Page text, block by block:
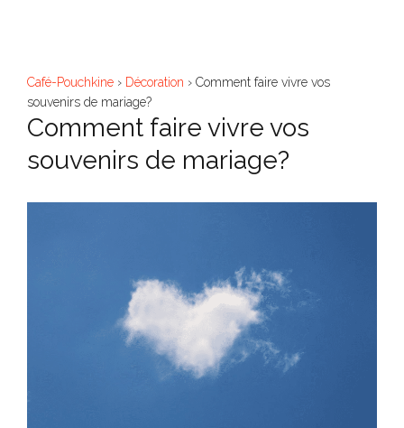
Café-Pouchkine › Décoration › Comment faire vivre vos
souvenirs de mariage?
Comment faire vivre vos
souvenirs de mariage?